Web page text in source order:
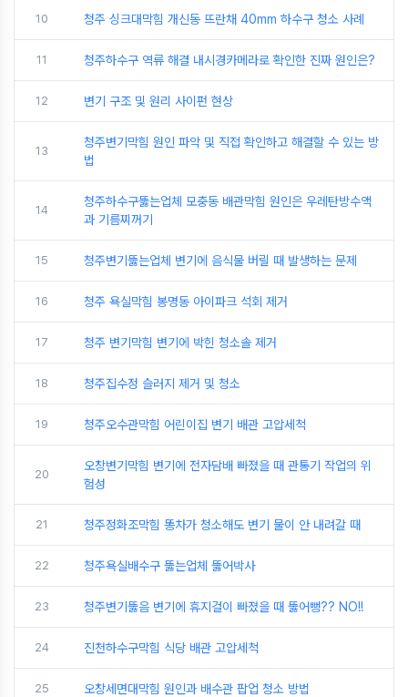
10 청주 싱크대막힘 개신동 뜨란채 40mm 하수구 청소 사례
11 청주하수구 역류 해결 내시경카메라로 확인한 진짜 원인은?
12 변기 구조 및 원리 사이펀 현상
13
청주변기막힘 원인 파악 및 직접 확인하고 해결할 수 있는 방
법
14
청주하수구뚫는업체 모충동 배관막힘 원인은 우레탄방수액
과 기름찌꺼기
15 청주변기뚫는업체 변기에 음식물 버릴 때 발생하는 문제
16 청주 욕실막힘 봉명동 아이파크 석회 제거
17 청주 변기막힘 변기에 박힌 청소솔 제거
18 청주집수정 슬러지 제거 및 청소
19 청주오수관막힘 어린이집 변기 배관 고압세척
20
오창변기막힘 변기에 전자담배 빠졌을 때 관통기 작업의 위
험성
21 청주정화조막힘 똥차가 청소해도 변기 물이 안 내려갈 때
22 청주욕실배수구 뚫는업체 뚫어박사
23 청주변기뚫음 변기에 휴지걸이 빠졌을 때 뚫어뻥?? NO!!
24 진천하수구막힘 식당 배관 고압세척
25 오창세면대막힘 원인과 배수관 팝업 청소 방법